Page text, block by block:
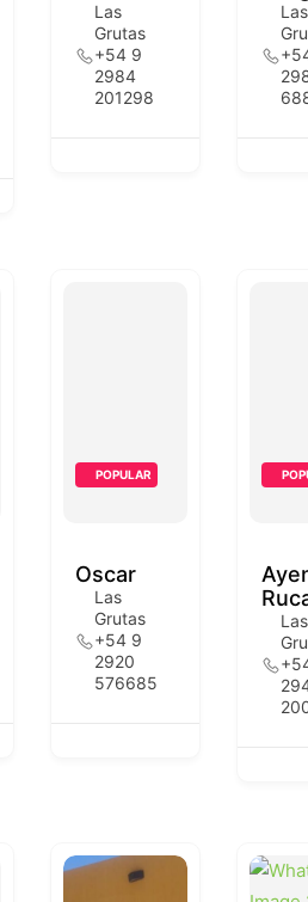
Las
Grutas
+54 9
2984
201298
Las
POPULAR
Oscar
Las
Grutas
+54 9
2920
576685
Las